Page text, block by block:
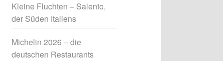
Kleine Fluchten – Salento,
der Süden Italiens
Michelin 2026 – die
deutschen Restaurants